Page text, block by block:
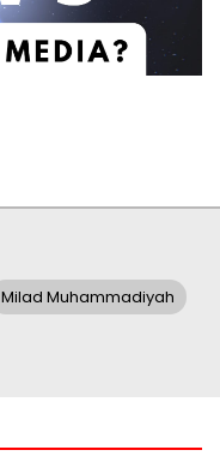
Milad Muhammadiyah